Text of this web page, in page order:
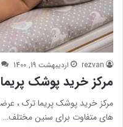
rezvan اردیبهشت 19, 1400
مرکز خرید پوشک
مرکز خرید پوشک پریما ترک ،
های متفاوت برای سنین مختلف…